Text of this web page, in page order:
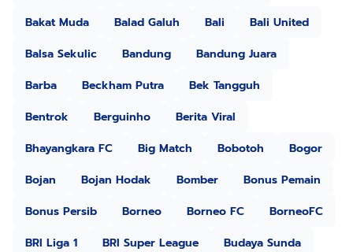
Bakat Muda
Balad Galuh Bali
Bali United
Balsa Sekulic
Bandung
Bandung Juara
Barba
Beckham Putra
Bek Tangguh
Bentrok
Berguinho
Berita Viral
Bhayangkara FC
Big Match Bobotoh
Bogor
Bojan
Bojan Hodak Bomber
Bonus Pemain
Bonus Persib
Borneo Borneo FC
BorneoFC
BRI Liga 1
BRI Super League Budaya Sunda